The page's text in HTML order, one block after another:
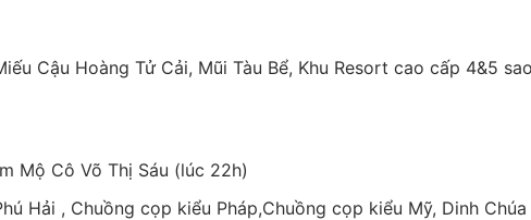
Cậu Hoàng Tử Cải, Mũi Tàu Bể, Khu Resort cao cấp 4&5
Mộ Cô Võ Thị Sáu (lúc 22h)
Hải , Chuồng cọp kiểu Pháp,Chuồng cọp kiểu Mỹ, Dinh